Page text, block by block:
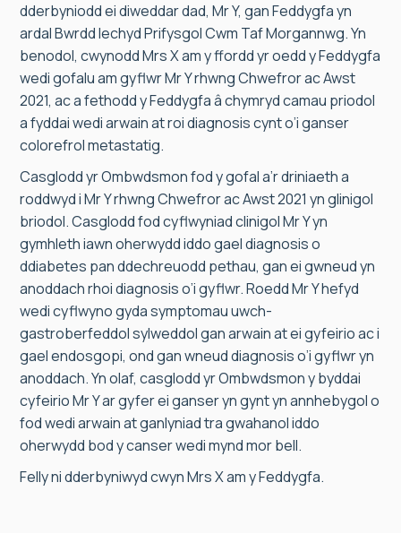
dderbyniodd ei diweddar dad, Mr Y, gan Feddygfa yn
ardal Bwrdd Iechyd Prifysgol Cwm Taf Morgannwg. Yn
benodol, cwynodd Mrs X am y ffordd yr oedd y Feddygfa
wedi gofalu am gyflwr Mr Y rhwng Chwefror ac Awst
2021, ac a fethodd y Feddygfa â chymryd camau priodol
a fyddai wedi arwain at roi diagnosis cynt o’i ganser
colorefrol metastatig.
Casglodd yr Ombwdsmon fod y gofal a’r driniaeth a
roddwyd i Mr Y rhwng Chwefror ac Awst 2021 yn glinigol
briodol. Casglodd fod cyflwyniad clinigol Mr Y yn
gymhleth iawn oherwydd iddo gael diagnosis o
ddiabetes pan ddechreuodd pethau, gan ei gwneud yn
anoddach rhoi diagnosis o’i gyflwr. Roedd Mr Y hefyd
wedi cyflwyno gyda symptomau uwch-
gastroberfeddol sylweddol gan arwain at ei gyfeirio ac i
gael endosgopi, ond gan wneud diagnosis o’i gyflwr yn
anoddach. Yn olaf, casglodd yr Ombwdsmon y byddai
cyfeirio Mr Y ar gyfer ei ganser yn gynt yn annhebygol o
fod wedi arwain at ganlyniad tra gwahanol iddo
oherwydd bod y canser wedi mynd mor bell.
Felly ni dderbyniwyd cwyn Mrs X am y Feddygfa.